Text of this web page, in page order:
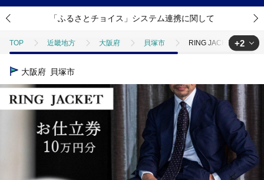
「ふるさとチョイス」システム連携に関して
TOP 近畿地方 大阪府 貝塚市 RING JACKET（リン
TOP
TOP ファッション その他ファッション RING JACKET（
+2
大阪府 貝塚市